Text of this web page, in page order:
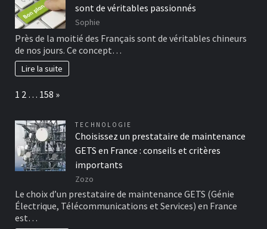
sont de véritables passionnés
Sophie
Près de la moitié des Français sont de véritables chineurs
de nos jours. Ce concept…
Lire la suite
Page:
1 2 … 158 Next
»
TECHNOLOGIE
Choisissez un prestataire de maintenance
GETS en France : conseils et critères
importants
Zozo
Le choix d’un prestataire de maintenance GETS (Génie
Électrique, Télécommunications et Services) en France
est…